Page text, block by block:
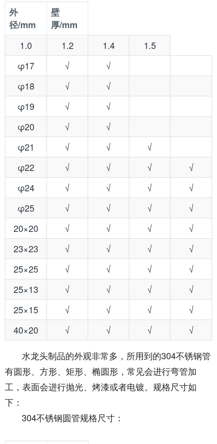
外
径/mm
壁
厚/mm
1.0
1.2 1.4
1.5
φ17
√
√
φ18
√
√
φ19
√
√
φ20
√
√
φ21
√ √
√
φ22
√ √ √
√
φ24
√ √ √
√
φ25
√ √ √
√
20×20
√ √ √
√
23×23
√ √ √
√
25×25
√ √ √
√
25×13
√ √ √
√
25×15
√ √ √
√
40×20
√ √ √ √
水龙头制品的外观非常多，所用到的304不锈钢管
有圆形、方形、矩形、椭圆形，常见会进行弯管加
工，表面会进行抛光、烤漆或者电镀。规格尺寸如
下：
304不锈钢圆管规格尺寸：